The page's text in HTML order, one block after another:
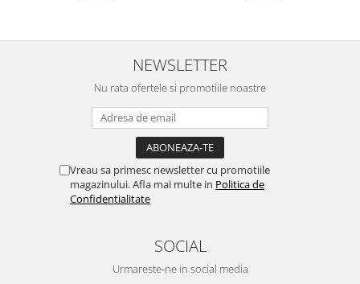
NEWSLETTER
Nu rata ofertele si promotiile noastre
Vreau sa primesc newsletter cu promotiile
magazinului. Afla mai multe in Politica de
Confidentialitate
SOCIAL
Urmareste-ne in social media